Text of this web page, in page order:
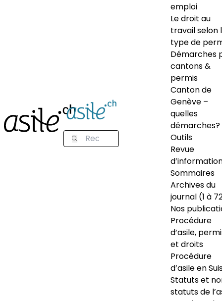
emploi
Le droit au
travail selon
type de
Démarches
cantons &
permis
Canton de
Genève –
quelles
démarches?
Outils
Revue
Sommaires
Archives du
journal (1 à
Nos
Procédure
d’asile,
et droits
Procédure
d’asile en
Statuts et
statuts de